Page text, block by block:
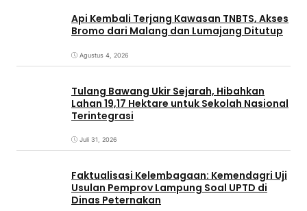
Api Kembali Terjang Kawasan TNBTS, Akses
Bromo dari Malang dan Lumajang Ditutup
Agustus 4, 2026
Tulang Bawang Ukir Sejarah, Hibahkan
Lahan 19,17 Hektare untuk Sekolah Nasional
Terintegrasi
Juli 31, 2026
Faktualisasi Kelembagaan: Kemendagri Uji
Usulan Pemprov Lampung Soal UPTD di
Dinas Peternakan